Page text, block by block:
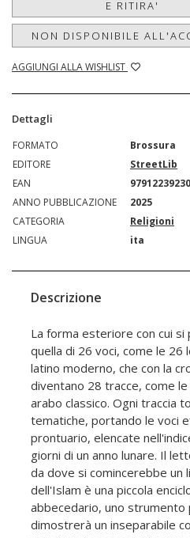
E RITIRA'
NON DISPONIBILE
AGGIUNGI ALLA WISHLIST
Dettagli
FORMATO
Brossura
EDITORE
StreetLib
EAN
ANNO PUBBLICAZIONE
2025
CATEGORIA
Religioni
LINGUA
ita
Descrizione
La forma esteriore con cui
quella di 26 voci, come le
latino moderno, che con la
diventano 28 tracce, come
arabo classico. Ogni traccia
tematiche, portando le voci
prontuario, elencate
giorni di un anno lunare. Il
da dove si comincerebbe un
dell'Islam è una piccola
abbecedario, uno strumento
dimostrerà un inseparabile